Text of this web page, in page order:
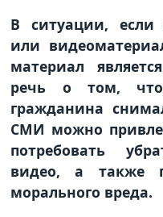
В ситуации, если
или
материал
речь о том, что
гражданина
СМИ можно
потребовать
видео, а также
морального вреда.